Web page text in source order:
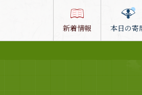
新着情報 本日の寄